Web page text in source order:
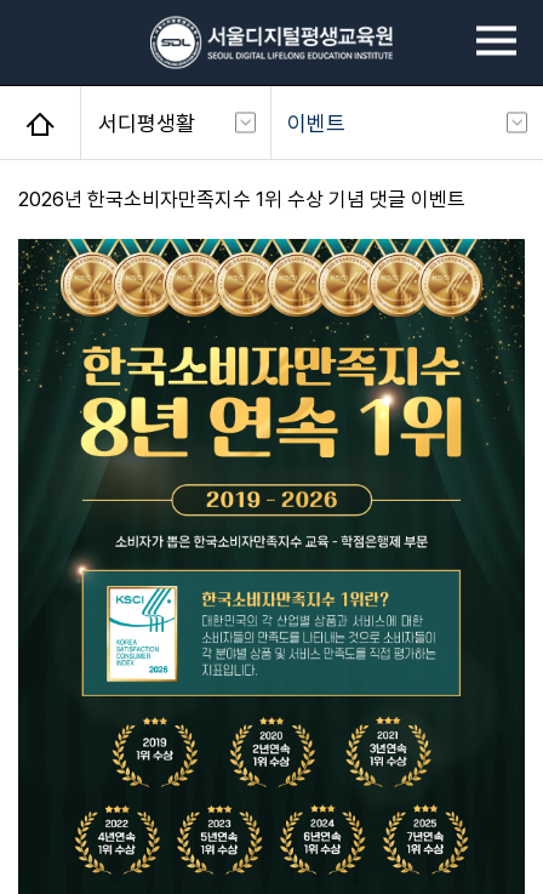
서디평생활
건강가정사
청소년지도사
경영학/CPA
심리학
서디평생활
수강신청
기타
이벤트
전체개설교과목
장학제도
이벤트
성적우수장학생
서디평웹진
공개특강
2026년 한국소비자만족지수 1위 수상 기념 댓글 이벤트